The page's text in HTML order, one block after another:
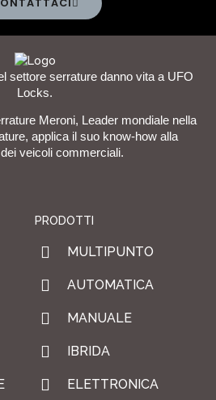
settore serrature danno vita a UFO
Locks.
Meroni, Leader mondiale nella
applica il suo know-how alla
veicoli commerciali.
PRODOTTI
MULTIPUNTO
AUTOMATICA
MANUALE
IBRIDA
ELETTRONICA